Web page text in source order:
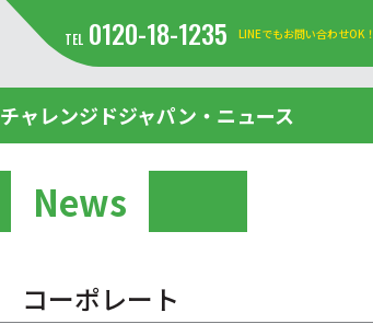
TEL 0120-18-1235 LINEでもお問い合わせOK！
チャレンジドジャパン・ニュース
News
コーポレート